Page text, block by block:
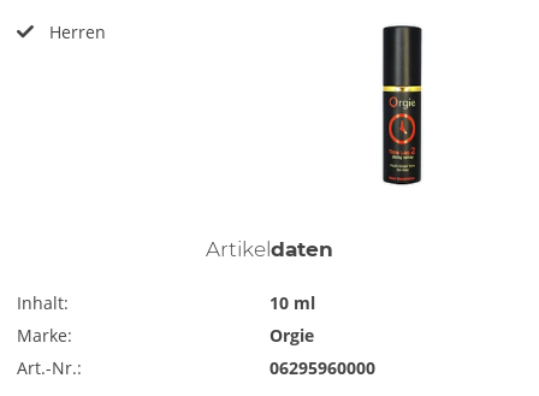
Herren
Artikeldaten
Inhalt:
10 ml
Marke:
Orgie
Art.-Nr.:
06295960000